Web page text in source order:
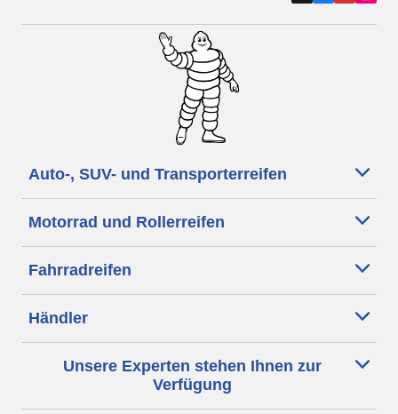
Auto-, SUV- und Transporterreifen
Motorrad und Rollerreifen
Fahrradreifen
Händler
Unsere Experten stehen Ihnen zur
Verfügung